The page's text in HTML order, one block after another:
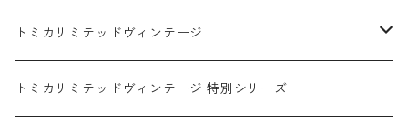
ダイハツ / DAIHATSU
マツダ / MAZDA
赤箱 - 現行トミカ
赤箱 - 限定トミカ 初回特別カラー
トミカリミテッドヴィンテージ
TLV - NEW LINEUP
トミカリミテッドヴィンテージ 特別シリーズ